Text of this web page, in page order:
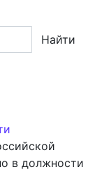
Найти
в должности